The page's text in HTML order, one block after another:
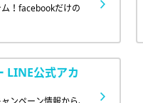
！facebookだけの
LINE公式アカ